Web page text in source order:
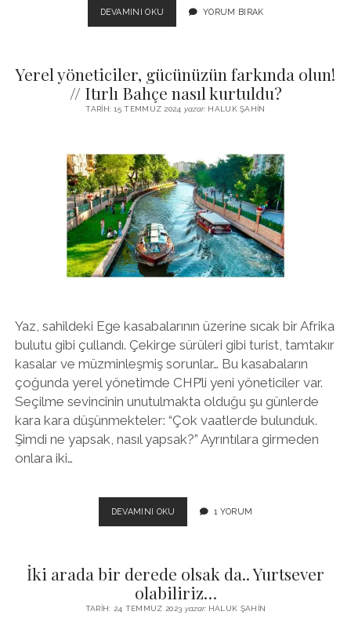
DEVAMINI OKU TROYA’YA
KARŞI
NIÇIN
HOMEROS’U
OKUYORUZ?
YORUM BIRAK
Yerel yöneticiler, gücünüzün farkında olun!
// Itırlı Bahçe nasıl kurtuldu?
TARIH: 15 TEMMUZ 2024 yazar: HALUK ŞAHIN
Yaz, sahildeki Ege kasabalarının üzerine sıcak bir Afrika
bulutu gibi çullandı. Çekirge sürüleri gibi turist, tamtakır
kasalar ve müzminleşmiş sorunlar… Bu kasabaların
çoğunda yerel yönetimde CHP’li yeni yöneticiler var.
Seçilme sevincinin unutulmakta olduğu şu günlerde
kara kara düşünmekteler: “Çok vaatlerde bulunduk.
Şimdi ne yapsak, nasıl yapsak?” Ayrıntılara girmeden
onlara iki…
DEVAMINI OKU YEREL
YÖNETICILER,
OLUN!
//
ITIRLI
BAHÇE
1 YORUM
İki arada bir derede olsak da.. Yurtsever
olabiliriz…
TARIH: 24 TEMMUZ 2023 yazar:HALUK ŞAHIN